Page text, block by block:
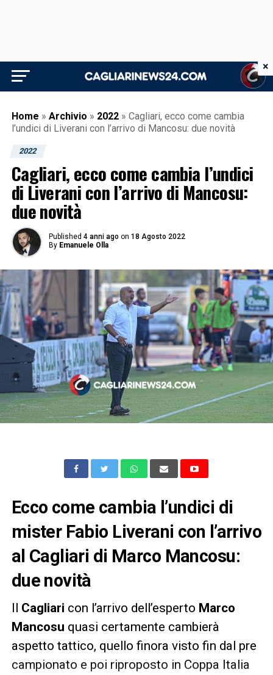
Home » Archivio » 2022 » Cagliari, ecco come cambia
l’undici di Liverani con l’arrivo di Mancosu: due novità
2022
Cagliari, ecco come cambia l’undici
di Liverani con l’arrivo di Mancosu:
due novità
Published 4 anni ago on 18 Agosto 2022
By Emanuele Olla
Ecco come cambia l’undici di
mister Fabio Liverani con l’arrivo
al Cagliari di Marco Mancosu:
due novità
Il Cagliari con l’arrivo dell’esperto Marco
Mancosu quasi certamente cambierà
aspetto tattico, quello finora visto fin dal pre
campionato e poi riproposto in Coppa Italia
×